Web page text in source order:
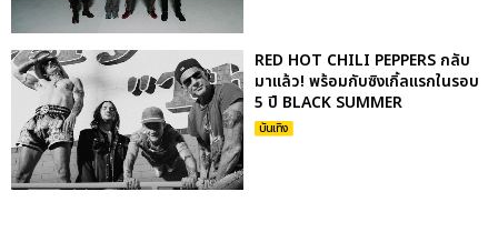
RED HOT CHILI PEPPERS กลับ
มาแล้ว! พร้อมกับซิงเกิ้ลแรกในรอบ
5 ปี BLACK SUMMER
บันเทิง